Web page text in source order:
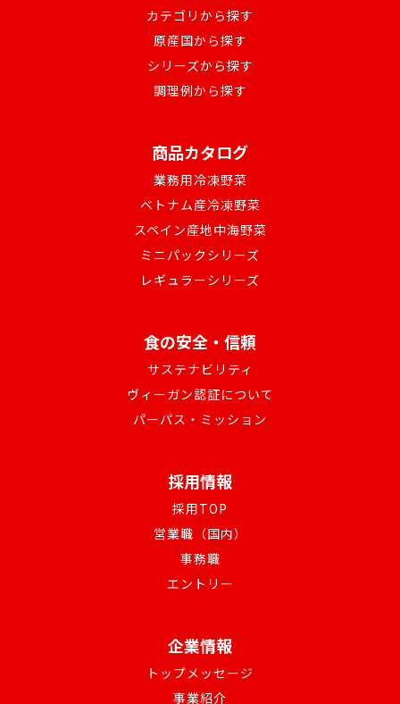
カテゴリから探す
原産国から探す
シリーズから探す
調理例から探す
商品カタログ
業務用冷凍野菜
ベトナム産冷凍野菜
スペイン産地中海野菜
ミニパックシリーズ
レギュラーシリーズ
食の安全・信頼
サステナビリティ
ヴィーガン認証について
パーパス・ミッション
採用情報
採用TOP
営業職（国内）
事務職
エントリー
企業情報
トップメッセージ
事業紹介